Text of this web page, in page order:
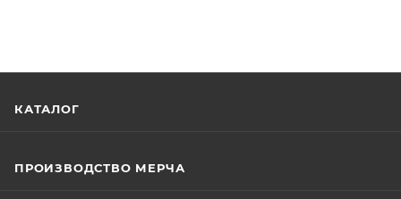
КАТАЛОГ
ПРОИЗВОДСТВО МЕРЧА